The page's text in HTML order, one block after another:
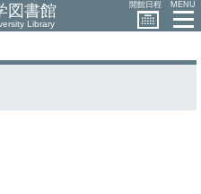
図書館
Library
開館日程 MENU